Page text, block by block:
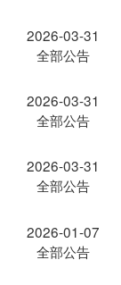
2026-03-31
全部公告
2026-03-31
全部公告
2026-03-31
全部公告
2026-01-07
全部公告